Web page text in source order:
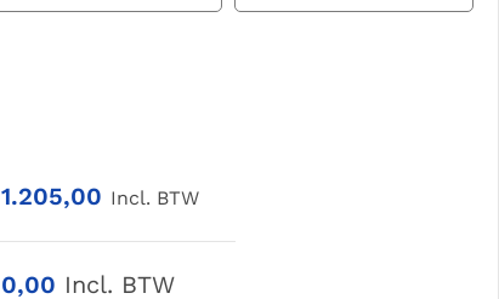
1.205,00 Incl. BTW
0,00 Incl. BTW